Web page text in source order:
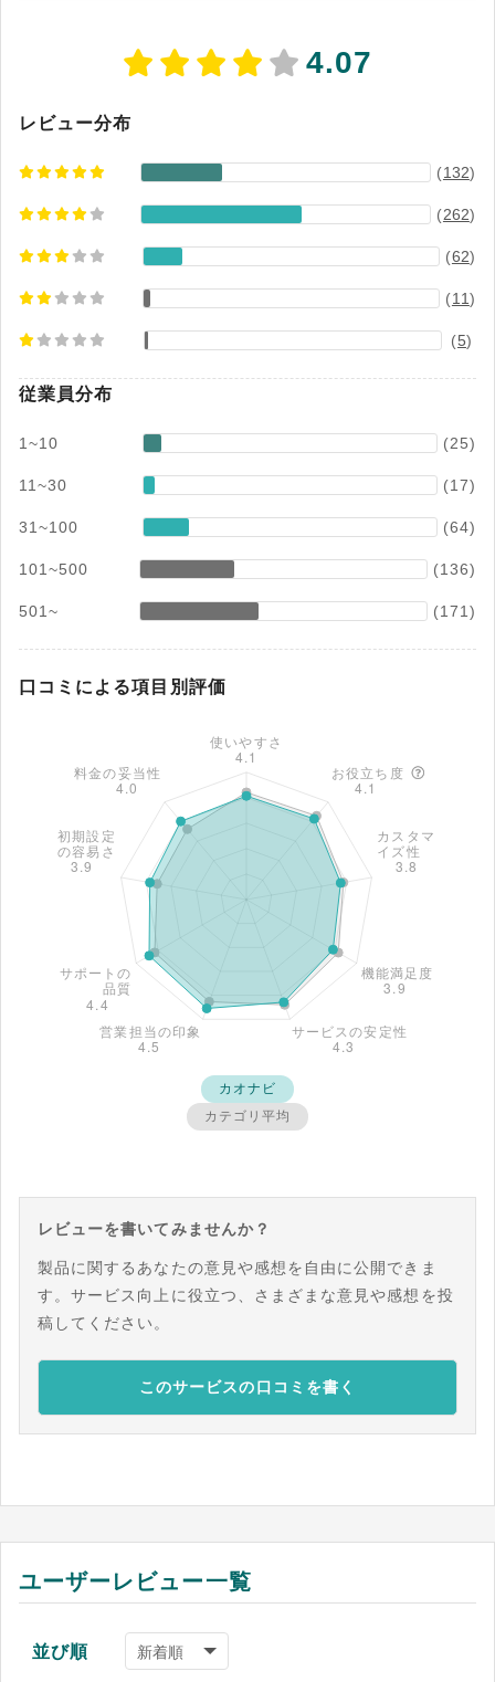
採用 ・離職抑止、退職予兆分析 ・エンゲージメ
務管理・勤怠管理の効率化 また、カオナビは
ビジョンを掲げ、AIを活用した人材データ分析に
より、配置・育成・評価・抜擢を高度化。 経験や
勘に頼らない、データにもとづく戦略的タレント
マネジメントを可能にします。 ※1：出典元:
材管理市場：ベンダー別売上金額シェア（2015～
2022年度予測）、SaaS型人材管理市場：ベンダ
度予測） ※2：※:2025年9月末時点 ※3：MRR解
出
4.07
レビュー分布
(132)
(262)
(62)
(11)
(5)
従業員分布
1~10 (25)
11~30 (17)
31~100 (64)
101~500 (136)
501~ (171)
口コミによる項目別評価
カオナビ
カテゴリ平均
レビューを書いてみませんか？
製品に関するあなたの意見や感想を自由に公開できま
す。サービス向上に役立つ、さまざまな意見や感想を投
稿してください。
このサービスの口コミを書く
ユーザーレビュー一覧
並び順